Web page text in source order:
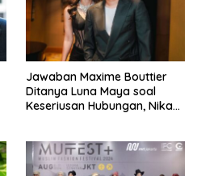
Jawaban Maxime Bouttier
Ditanya Luna Maya soal
Keseriusan Hubungan, Nikah